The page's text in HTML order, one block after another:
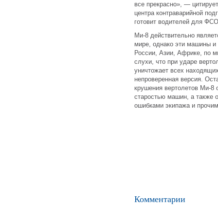
все прекрасно», —
центра контраварийной
готовит водителей для
Ми-8 действительно
мире, однако эти машины
России, Азии, Африке, по
слухи, что при ударе
уничтожает всех
непроверенная версия.
крушения вертолетов Ми-8
старостью машин, а также
ошибками экипажа и
Комментарии